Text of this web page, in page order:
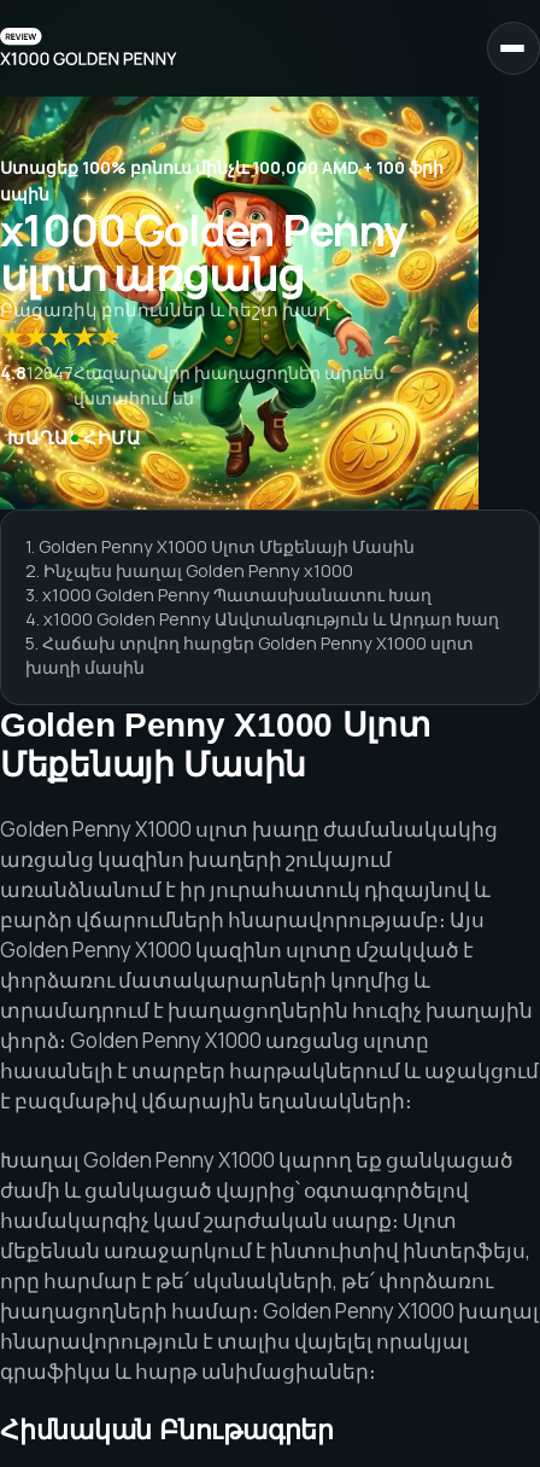
Ստացեք 100% բոնուս մինչև 100,000 AMD + 100 ֆրի
սպին
x1000 Golden Penny
սլոտ առցանց
Բացառիկ բոնուսներ և հեշտ խաղ
4.812847Հազարավոր խաղացողներ արդեն
վստահում են
ԽԱՂԱԼ ՀԻՄԱ
1. Golden Penny X1000 Սլոտ Մեքենայի Մասին
2. Ինչպես խաղալ Golden Penny x1000
3. x1000 Golden Penny Պատասխանատու Խաղ
4. x1000 Golden Penny Անվտանգություն և Արդար Խաղ
5. Հաճախ տրվող հարցեր Golden Penny X1000 սլոտ
խաղի մասին
Golden Penny X1000 Սլոտ
Մեքենայի Մասին
Golden Penny X1000 սլոտ խաղը ժամանակակից
առցանց կազինո խաղերի շուկայում
առանձնանում է իր յուրահատուկ դիզայնով և
բարձր վճարումների հնարավորությամբ։ Այս
Golden Penny X1000 կազինո սլոտը մշակված է
փորձառու մատակարարների կողմից և
տրամադրում է խաղացողներին հուզիչ խաղային
փորձ։ Golden Penny X1000 առցանց սլոտը
հասանելի է տարբեր հարթակներում և աջակցում
է բազմաթիվ վճարային եղանակների։
Խաղալ Golden Penny X1000 կարող եք ցանկացած
ժամի և ցանկացած վայրից՝ օգտագործելով
համակարգիչ կամ շարժական սարք։ Սլոտ
մեքենան առաջարկում է ինտուիտիվ ինտերֆեյս,
որը հարմար է թե՛ սկսնակների, թե՛ փորձառու
խաղացողների համար։ Golden Penny X1000 խաղալ
հնարավորություն է տալիս վայելել որակյալ
գրաֆիկա և հարթ անիմացիաներ։
Հիմնական Բնութագրեր